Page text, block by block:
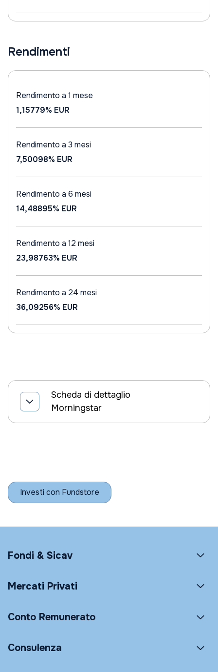
Rendimenti
Rendimento a 1 mese
1,15779% EUR
Rendimento a 3 mesi
7,50098% EUR
Rendimento a 6 mesi
14,48895% EUR
Rendimento a 12 mesi
23,98763% EUR
Rendimento a 24 mesi
36,09256% EUR
Scheda di dettaglio
Morningstar
Investi con Fundstore
Fondi & Sicav
Mercati Privati
Conto Remunerato
Consulenza